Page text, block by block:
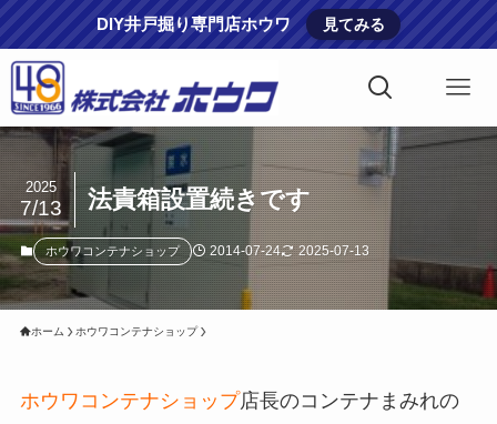
DIY井戸掘り専門店ホウワ 見てみる
法責箱設置続きです
2025
7/13
ホウワコンテナショップ 2014-07-24 2025-07-13
ホーム ホウワコンテナショップ
ホウワコンテナショップ店長のコンテナまみれの